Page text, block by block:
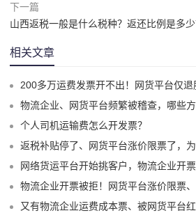
下一篇
山西返税一般是什么税种？返还比例是多少
相关文章
200多万运费发票开不出！网货平台仅退服务费
物流企业、网货平台频繁被稽查，哪些方面容易出
个人司机运输费怎么开发票？
返税补贴停了、网货平台涨价限票了，为什么物流企业都
网络货运平台开始挑客户，物流企业开
物流企业开票被拒！网货平台涨价限票
又有物流企业运费成本票、被网货平台红冲了！405号